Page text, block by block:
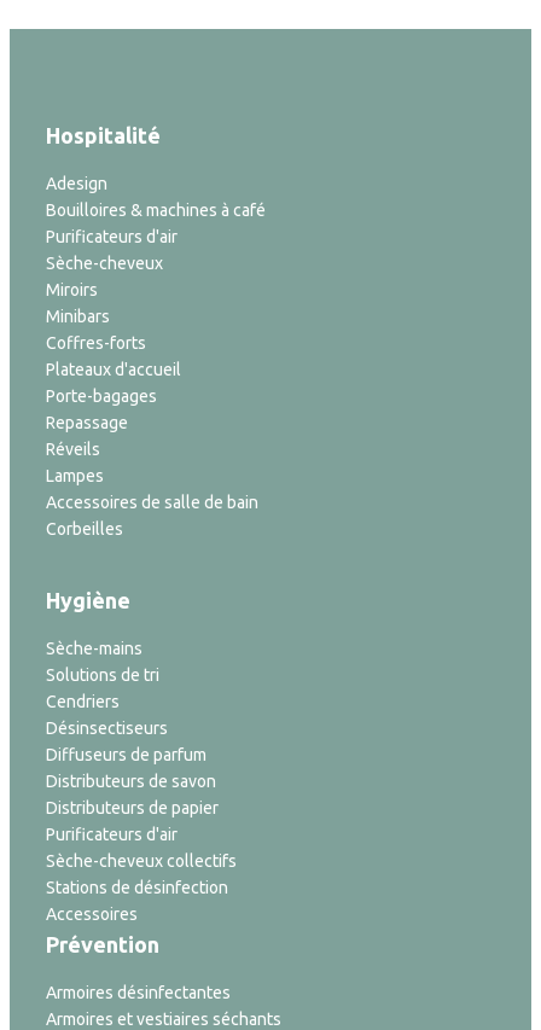
Hospitalité
Adesign
Bouilloires & machines à café
Purificateurs d'air
Sèche-cheveux
Miroirs
Minibars
Coffres-forts
Plateaux d'accueil
Porte-bagages
Repassage
Réveils
Lampes
Accessoires de salle de bain
Corbeilles
Hygiène
Sèche-mains
Solutions de tri
Cendriers
Désinsectiseurs
Diffuseurs de parfum
Distributeurs de savon
Distributeurs de papier
Purificateurs d'air
Sèche-cheveux collectifs
Stations de désinfection
Accessoires
Prévention
Armoires désinfectantes
Armoires et vestiaires séchants